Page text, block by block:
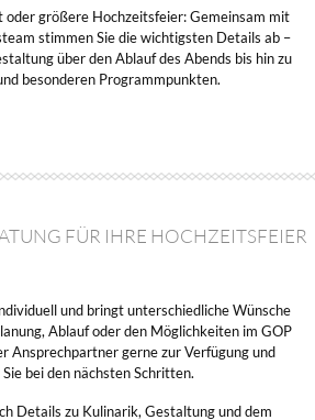
oder größere Hochzeitsfeier: Gemeinsam mit
stimmen Sie die wichtigsten Details ab –
über den Ablauf des Abends bis hin zu
besonderen Programmpunkten.
FÜR IHRE HOCHZEITSFEIER
und bringt unterschiedliche Wünsche
Ablauf oder den Möglichkeiten im GOP
Ansprechpartner gerne zur Verfügung und
bei den nächsten Schritten.
Details zu Kulinarik, Gestaltung und dem
Minuten in Anspruch nehmen.